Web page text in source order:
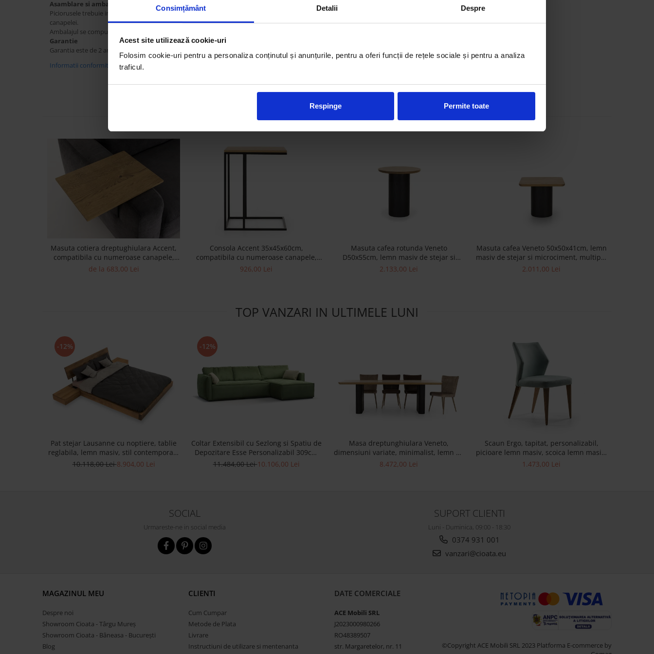
Consimțământ Detalii Despre
Acest site utilizează cookie-uri
Folosim cookie-uri pentru a personaliza conținutul și anunțurile, pentru a oferi funcții de rețele sociale și pentru a analiza
traficul.
Respinge Permite toate
Perne si Pilote
Asamblare si ambalare
Piciorusele trebuie infiletate in placa metalica, in pozitiile potrivite montarii pe cotiera
canapelei.
Ambalajul se compune din cutii de carton si protectii interioare adecvate.
Garantie
Garantia este de 2 ani, dar intretinuta cu grija, mobila Cioata poate rezista sute de ani.
Informatii conformitate produs
PRODUSE SIMILARE
Masuta cotiera dreptughiulara Accent,
compatibila cu numeroase canapele,
lemn masiv de stejar si otel, reglabil
de la 683,00 Lei
Consola Accent 35x45x60cm,
compatibila cu numeroase canapele,
lemn masiv de stejar si metal
926,00 Lei
Masuta cafea rotunda Veneto
D50x55cm, lemn masiv de stejar si
microciment, multiple finisaje
2.133,00 Lei
Masuta cafea Veneto 50x50x41cm, lemn
masiv de stejar si microciment, multiple
finisaje disponibile, stil contemporan
2.011,00 Lei
TOP VANZARI IN ULTIMELE LUNI
-12%
Pat stejar Lausanne cu noptiere, tablie
reglabila, lemn masiv, stil contemporan,
personalizabil
10.118,00 Lei8.904,00 Lei
-12%
Coltar Extensibil cu Sezlong si Spatiu de
Depozitare Esse Personalizabil 309cm
Stil Contemporan Cadru Lemn Masiv
11.484,00 Lei10.106,00 Lei
Masa dreptunghiulara Veneto,
dimensiuni variate, minimalist, lemn de
stejar si microciment, mutiple finisaje
8.472,00 Lei
Scaun Ergo, tapitat, personalizabil,
picioare lemn masiv, scoica lemn masiv,
stil contemporan, tapiterie stofa
1.473,00 Lei
SOCIAL
Urmareste-ne in social media
SUPORT CLIENTI
Luni - Duminica, 09:00 - 18:30
0374 931 001
vanzari@cioata.eu
MAGAZINUL MEU
Despre noi
Showroom Cioata - Târgu Mureș
Showroom Cioata - Bâneasa - București
Blog
CLIENTI
Cum Cumpar
Metode de Plata
Livrare
Instructiuni de utilizare si mentenanta
DATE COMERCIALE
ACE Mobili SRL
J2023000980266
RO48389507
str. Margaretelor, nr. 11
©Copyright ACE Mobili SRL 2023 Platforma E-commerce by